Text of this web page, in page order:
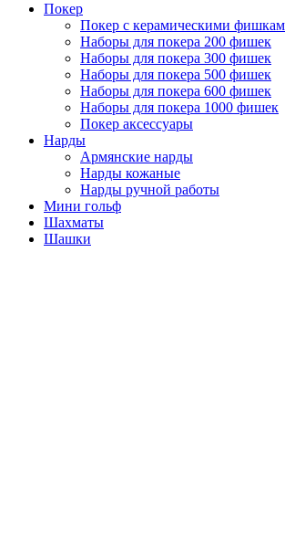
Покер
Покер с керамическими
Наборы для покера 200 фишек
Наборы для покера 300 фишек
Наборы для покера 500 фишек
Наборы для покера 600 фишек
Наборы для покера 1000 фишек
Покер аксессуары
Нарды
Армянские нарды
Нарды кожаные
Нарды ручной работы
Мини гольф
Шахматы
Шашки